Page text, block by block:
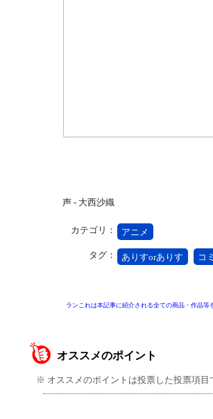
声 - 大西沙織
カテゴリ： アニメ
タグ： ありすorありす コ
ランこれは本記事に紹介される全ての商品・作品等
オススメのポイント
※ オススメのポイントは投票した投票項目